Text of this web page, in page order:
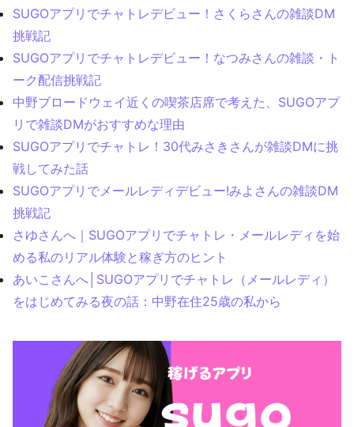
SUGOアプリでチャトレデビュー！さくらさんの雑談DM
挑戦記
SUGOアプリでチャトレデビュー！なつみさんの雑談・ト
ーク配信挑戦記
中野ブロードウェイ近くの喫茶店席で考えた、SUGOアプ
リで雑談DMがおすすめな理由
SUGOアプリでチャトレ！30代みさきさんが雑談DMに挑
戦してみた話
SUGOアプリでメールレディデビュー!みよさんの雑談DM
挑戦記
さゆさんへ｜SUGOアプリでチャトレ・メールレディを始
める私のリアル体験と稼ぎ方のヒント
あいこさんへ│SUGOアプリでチャトレ（メールレディ）
をはじめてみる夜の話：中野在住25歳の私から